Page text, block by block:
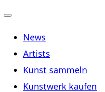
umschalten
News
Artists
Kunst sammeln
Kunstwerk kaufen